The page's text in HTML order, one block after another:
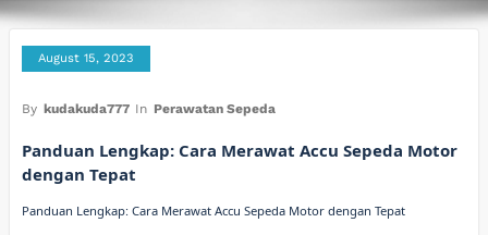
August 15, 2023
By kudakuda777 In Perawatan Sepeda
Panduan Lengkap: Cara Merawat Accu Sepeda Motor
dengan Tepat
Panduan Lengkap: Cara Merawat Accu Sepeda Motor dengan Tepat